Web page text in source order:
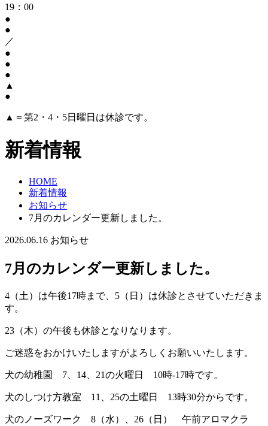
19：00
●
●
／
●
●
●
▲
●
▲＝第2・4・5日曜日は休診です。
新着情報
HOME
新着情報
お知らせ
7月のカレンダー更新しました。
2026.06.16 お知らせ
7月のカレンダー更新しました。
4（土）は午後17時まで、5（日）は休診とさせていただきま
す。
23（木）の午後も休診となりなります。
ご迷惑をおかけいたしますがよろしくお願いいたします。
犬の幼稚園 7、14、21の火曜日 10時-17時です。
犬のしつけ方教室 11、25の土曜日 13時30分からです。
犬のノーズワーク 8（水）、26（日） 午前アロマクラ